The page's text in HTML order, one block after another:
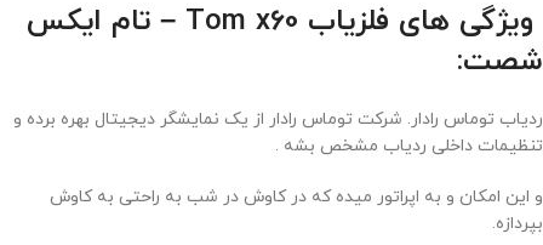
ویژگی های فلزیاب Tom x60 – تام ایکس
شصت:
ردیاب توماس رادار. شرکت توماس رادار از یک نمایشگر دیجیتال بهره برده و
تنظیمات داخلی ردیاب مشخص بشه .
و این امکان و به اپراتور میده که در کاوش در شب به راحتی به کاوش
بپردازه.